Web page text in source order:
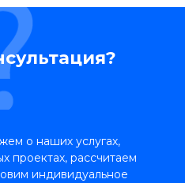
о наших услугах,
проектах, рассчитаем
индивидуальное